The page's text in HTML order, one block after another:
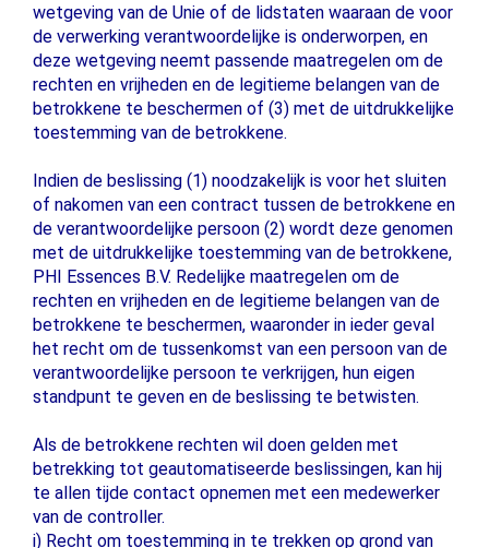
wetgeving van de Unie of de lidstaten waaraan de voor
de verwerking verantwoordelijke is onderworpen, en
deze wetgeving neemt passende maatregelen om de
rechten en vrijheden en de legitieme belangen van de
betrokkene te beschermen of (3) met de uitdrukkelijke
toestemming van de betrokkene.
Indien de beslissing (1) noodzakelijk is voor het sluiten
of nakomen van een contract tussen de betrokkene en
de verantwoordelijke persoon (2) wordt deze genomen
met de uitdrukkelijke toestemming van de betrokkene,
PHI Essences B.V. Redelijke maatregelen om de
rechten en vrijheden en de legitieme belangen van de
betrokkene te beschermen, waaronder in ieder geval
het recht om de tussenkomst van een persoon van de
verantwoordelijke persoon te verkrijgen, hun eigen
standpunt te geven en de beslissing te betwisten.
Als de betrokkene rechten wil doen gelden met
betrekking tot geautomatiseerde beslissingen, kan hij
te allen tijde contact opnemen met een medewerker
van de controller.
i) Recht om toestemming in te trekken op grond van